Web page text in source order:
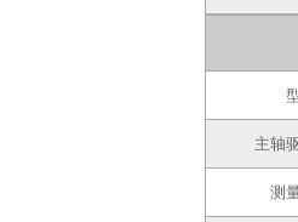
主轴
测